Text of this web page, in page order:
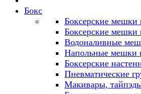
Бокс
Боксерские
Боксерские
Водоналивные
Напольные мешки
Боксерские
Пневматические
Макивары,